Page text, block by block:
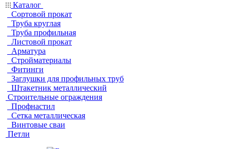
Каталог
Сортовой прокат
Труба круглая
Труба профильная
Листовой прокат
Арматура
Стройматериалы
Фитинги
Заглушки для профильных труб
Штакетник металлический
Строительные ограждения
Профнастил
Сетка металлическая
Винтовые сваи
Петли